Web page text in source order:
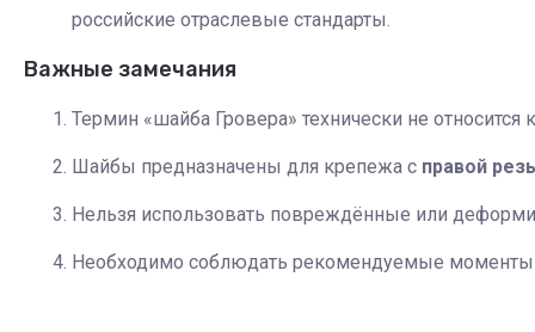
российские отраслевые стандарты.
Важные замечания
Термин «шайба Гровера» технически не
Шайбы предназначены для крепежа с правой
Нельзя использовать повреждённые или
Необходимо соблюдать рекомендуемые моменты